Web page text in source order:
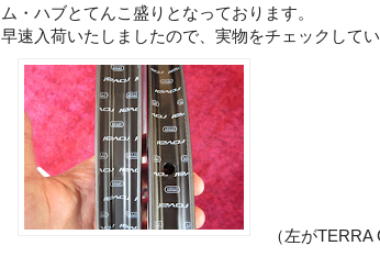
ム・ハブとてんこ盛りとなっております。
早速入荷いたしましたので、実物をチェックして
（左が